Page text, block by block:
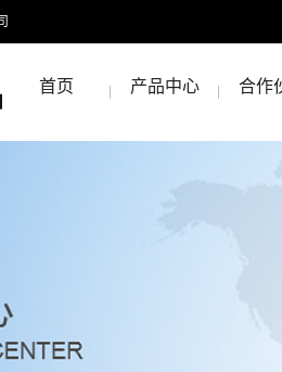
首页 产品中心 合作